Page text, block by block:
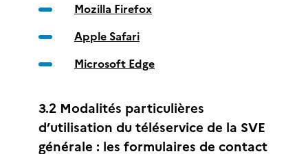
Mozilla Firefox
Apple Safari
Microsoft Edge
3.2 Modalités particulières
d’utilisation du téléservice de la SVE
générale : les formulaires de contact